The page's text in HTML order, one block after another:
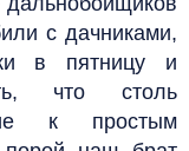
с дачниками,
в пятницу и
что столь
к простым